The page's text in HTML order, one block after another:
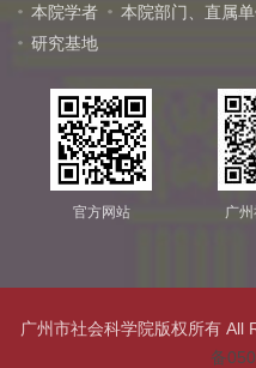
本院学者 本院部门、直属
研究基地
官方网站 广
广州市社会科学院版权所有 All
备